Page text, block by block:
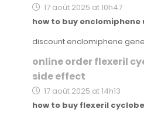
17 août 2025 at 10h47
how to buy enclomiphene
discount enclomiphene
online order flexeril
side effect
17 août 2025 at 14h13
how to buy flexeril